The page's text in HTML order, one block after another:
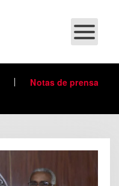
Notas de prensa